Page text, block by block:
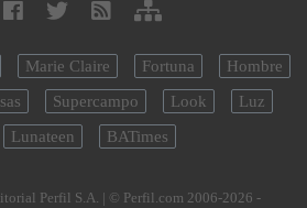
Marie Claire Fortuna
Hombre
Supercampo Look
Luz
Lunateen BATimes
Perfil S.A. | © Perfil.com 2006-2026 -